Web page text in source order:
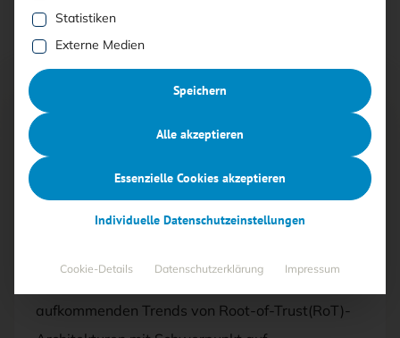
Alle
AUSGABE 3/2026
Felsenfest verankert (2)
Entwicklung, Herausforderungen und
aufkommenden Trends von Root-of-Trust(RoT)-
Statistiken
Externe Medien
Speichern
Alle akzeptieren
Essenzielle Cookies akzeptieren
Individuelle Datenschutzeinstellungen
Cookie-Details Datenschutzerklärung Impressum